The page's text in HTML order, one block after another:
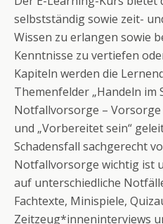
selbstständig sowie zeit-
Wissen zu erlangen sowie
Kenntnisse zu vertiefen
Kapiteln werden die
Themenfelder „Handeln im
Notfallvorsorge – Vorsorge
und „Vorbereitet sein“
Schadensfall sachgerecht
Notfallvorsorge wichtig ist
auf unterschiedliche
Fachtexte, Minispiele,
Zeitzeug*inneninterviews